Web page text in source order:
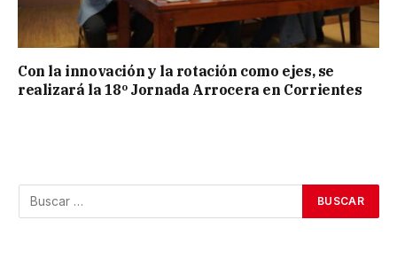
Con la innovación y la rotación como ejes, se
realizará la 18º Jornada Arrocera en Corrientes